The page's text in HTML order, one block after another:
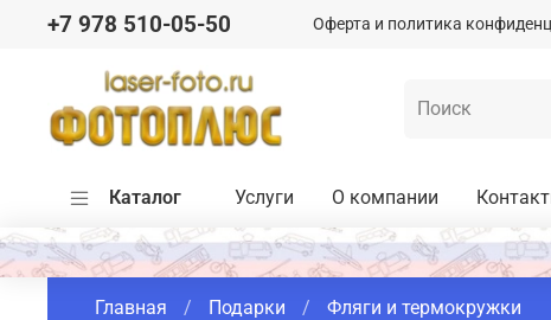
Оферта и политика
+7 978 510-05-50
Каталог Услуги О компании
Главная Подарки Фляги и термокружки